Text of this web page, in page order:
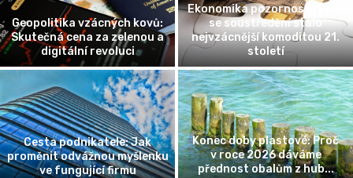
Geopolitika vzácných kovů:
Skutečná cena za zelenou a
digitální revoluci
Ekonomika pozornosti: Proč
se soustředění stalo
nejvzácnější komoditou 21.
století
Cesta podnikatele: Jak
proměnit odvážnou myšlenku
ve fungující firmu
Konec doby plastové: Proč
v roce 2026 dáváme
přednost obalům z hub...